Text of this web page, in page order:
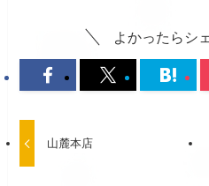
よかったらシ
山麓本店